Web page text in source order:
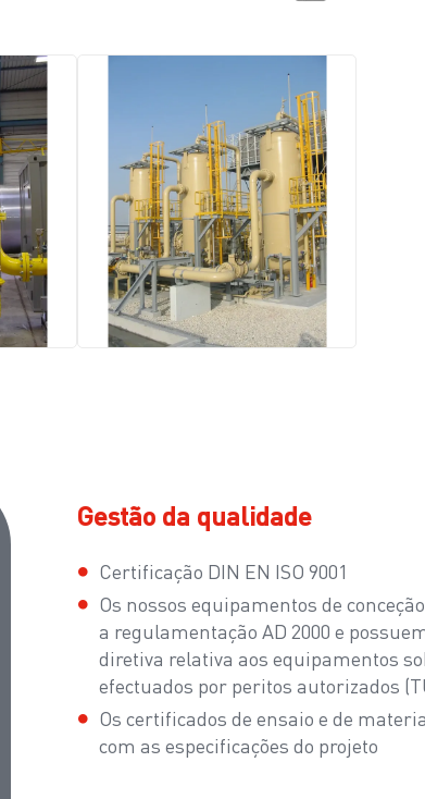
Gestão da qualidade
Certificação DIN EN ISO 9001
Os nossos equipamentos de
a regulamentação AD 2000 e
diretiva relativa aos equipamentos
efectuados por peritos autorizados
Os certificados de ensaio e de
com as especificações do projeto